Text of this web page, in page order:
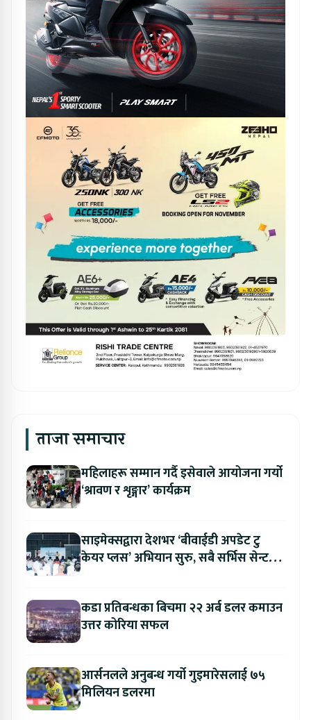
ताजा समाचार
महिलाहरू सम्मान गर्दै इसेवाले आयोजना गर्यो
‘श्रावण र शृङ्गार’ कार्यक्रम
साइमेक्सद्वारा देशभर ‘बीवाईडी अपडेट टु
केयर प्लस’ अभियान सुरु, सबै सर्भिस सेन्टरमा
कडा प्रतिबन्धका बिचमा २२ अर्ब डलर कमाउन
उत्तर कोरिया सफल
आर्सनलले अनुबन्ध गर्यो गुइमारेसलाई ७५
मिलियन डलरमा